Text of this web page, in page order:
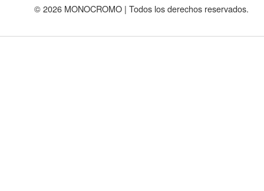
© 2026 MONOCROMO | Todos los derechos reservados.